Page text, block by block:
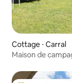
Cottage ⋅ Carral
Maison de